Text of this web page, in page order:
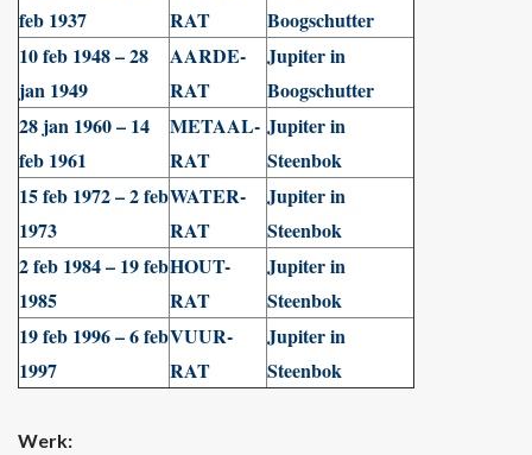
feb 1937
RAT
Boogschutter
10 feb 1948 – 28
jan 1949
AARDE-
RAT
Jupiter in
Boogschutter
28 jan 1960 – 14
feb 1961
METAAL-
RAT
Jupiter in
Steenbok
15 feb 1972 – 2 feb
1973
WATER-
RAT
Jupiter in
Steenbok
2 feb 1984 – 19 feb
1985
HOUT-
RAT
Jupiter in
Steenbok
19 feb 1996 – 6 feb
1997
VUUR-
RAT
Jupiter in
Steenbok
Werk: